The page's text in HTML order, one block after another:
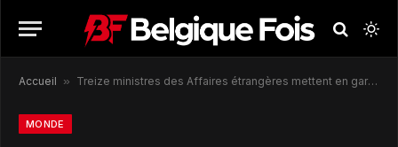
Accueil » Treize ministres des Affaires étrangères mettent en garde Israël contre les conséquences d’une offensive à Rafah
MONDE